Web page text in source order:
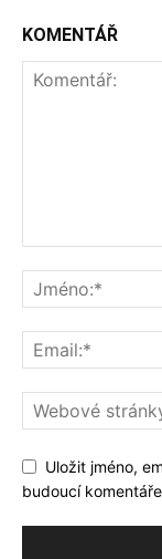
KOMENTÁŘ
Uložit jméno,
budoucí komentáře